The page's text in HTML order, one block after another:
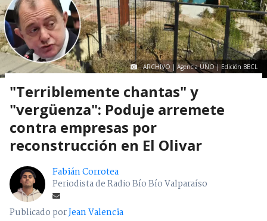
ARCHIVO | Agencia UNO | Edición BBCL
"Terriblemente chantas" y
"vergüenza": Poduje arremete
contra empresas por
reconstrucción en El Olivar
Fabián Corrotea
Periodista de Radio Bío Bío Valparaíso
Publicado porJean Valencia